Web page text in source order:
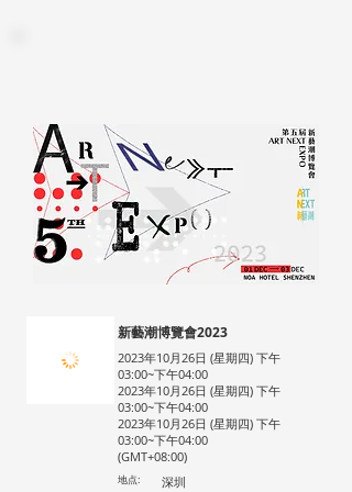
新藝潮博覽會2023
2023年10月26日 (星期四) 下午
03:00~下午04:00
2023年10月26日 (星期四) 下午
03:00~下午04:00
2023年10月26日 (星期四) 下午
03:00~下午04:00
(GMT+08:00)
地点: 深圳